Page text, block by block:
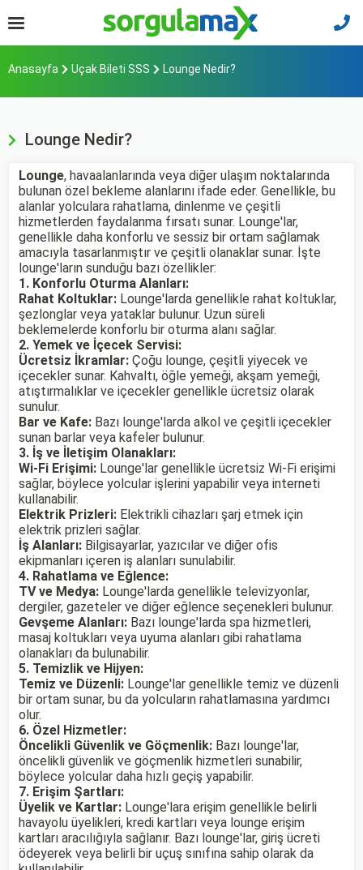
Anasayfa Uçak Bileti SSS Lounge Nedir?
Lounge Nedir?
Lounge, havaalanlarında veya diğer ulaşım noktalarında
bulunan özel bekleme alanlarını ifade eder. Genellikle, bu
alanlar yolculara rahatlama, dinlenme ve çeşitli
hizmetlerden faydalanma fırsatı sunar. Lounge'lar,
genellikle daha konforlu ve sessiz bir ortam sağlamak
amacıyla tasarlanmıştır ve çeşitli olanaklar sunar. İşte
lounge'ların sunduğu bazı özellikler:
1. Konforlu Oturma Alanları:
Rahat Koltuklar: Lounge'larda genellikle rahat koltuklar,
şezlonglar veya yataklar bulunur. Uzun süreli
beklemelerde konforlu bir oturma alanı sağlar.
2. Yemek ve İçecek Servisi:
Ücretsiz İkramlar: Çoğu lounge, çeşitli yiyecek ve
içecekler sunar. Kahvaltı, öğle yemeği, akşam yemeği,
atıştırmalıklar ve içecekler genellikle ücretsiz olarak
sunulur.
Bar ve Kafe: Bazı lounge'larda alkol ve çeşitli içecekler
sunan barlar veya kafeler bulunur.
3. İş ve İletişim Olanakları:
Wi-Fi Erişimi: Lounge'lar genellikle ücretsiz Wi-Fi erişimi
sağlar, böylece yolcular işlerini yapabilir veya interneti
kullanabilir.
Elektrik Prizleri: Elektrikli cihazları şarj etmek için
elektrik prizleri sağlar.
İş Alanları: Bilgisayarlar, yazıcılar ve diğer ofis
ekipmanları içeren iş alanları sunulabilir.
4. Rahatlama ve Eğlence:
TV ve Medya: Lounge'larda genellikle televizyonlar,
dergiler, gazeteler ve diğer eğlence seçenekleri bulunur.
Gevşeme Alanları: Bazı lounge'larda spa hizmetleri,
masaj koltukları veya uyuma alanları gibi rahatlama
olanakları da bulunabilir.
5. Temizlik ve Hijyen:
Temiz ve Düzenli: Lounge'lar genellikle temiz ve düzenli
bir ortam sunar, bu da yolcuların rahatlamasına yardımcı
olur.
6. Özel Hizmetler:
Öncelikli Güvenlik ve Göçmenlik: Bazı lounge'lar,
öncelikli güvenlik ve göçmenlik hizmetleri sunabilir,
böylece yolcular daha hızlı geçiş yapabilir.
7. Erişim Şartları:
Üyelik ve Kartlar: Lounge'lara erişim genellikle belirli
havayolu üyelikleri, kredi kartları veya lounge erişim
kartları aracılığıyla sağlanır. Bazı lounge'lar, giriş ücreti
ödeyerek veya belirli bir uçuş sınıfına sahip olarak da